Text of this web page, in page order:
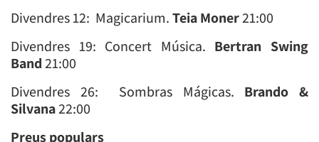
Divendres 12: Magicarium.Teia Moner21:00
Divendres 19: Concert Música. Bertran Swing
Band21:00
Divendres 26: Sombras Mágicas. Brando &
Silvana22:00
Preus populars